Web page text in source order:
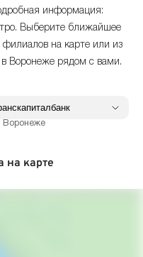
информация:
Выберите ближайшее
филиалов на карте или из
Воронеже рядом с вами.
Воронеже
на карте